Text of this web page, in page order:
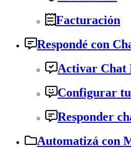
Facturación
Respondé con
Activar Chat
Configurar tu
Responder
Automatizá con